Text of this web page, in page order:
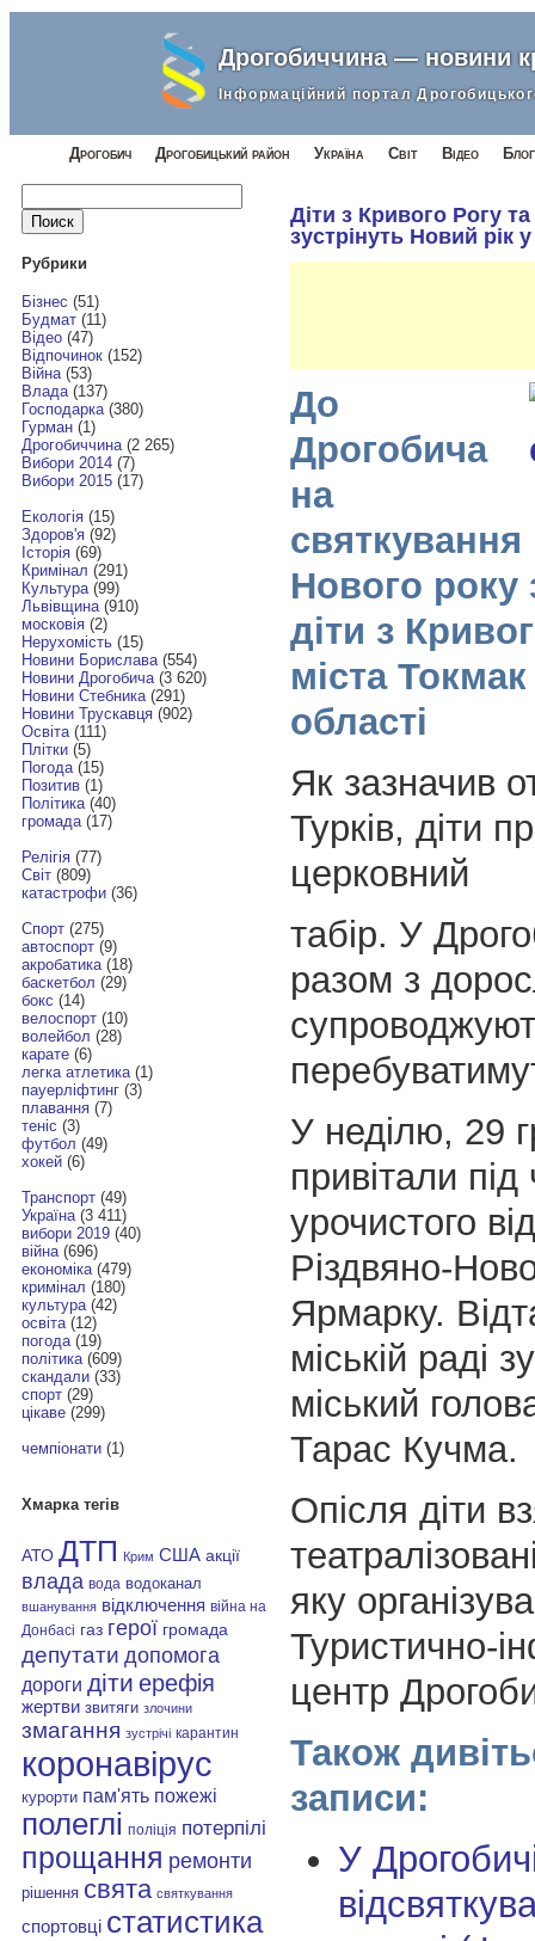
Дрогобиччина — новини
Інформаційний портал
Дрогобич Дрогобицький район Україна Світ Відео
Найти:
Рубрики
Бізнес (51)
Будмат(11)
Відео(47)
Відпочинок(152)
Війна(53)
Влада(137)
Господарка(380)
Гурман(1)
Дрогобиччина(2 265)
Вибори 2014(7)
Вибори 2015(17)
Екологія(15)
Здоров'я(92)
Історія(69)
Кримінал (291)
Культура(99)
Львівщина(910)
московія(2)
Нерухомість(15)
Новини Борислава(554)
Новини Дрогобича(3 620)
Новини Стебника(291)
Новини Трускавця(902)
Освіта(111)
Плітки(5)
Погода(15)
Позитив(1)
Політика(40)
громада(17)
Релігія(77)
Світ(809)
катастрофи(36)
Спорт(275)
автоспорт(9)
акробатика(18)
баскетбол (29)
бокс (14)
велоспорт(10)
волейбол (28)
карате(6)
легка атлетика(1)
пауерліфтинг(3)
плавання(7)
теніс (3)
футбол (49)
хокей(6)
Транспорт(49)
Україна(3 411)
вибори 2019(40)
війна(696)
економіка(479)
кримінал (180)
культура(42)
освіта(12)
погода(19)
політика(609)
скандали(33)
спорт(29)
цікаве(299)
чемпіонати(1)
Хмарка тегів
АТО ДТП Крим США акції
влада вода водоканал
вшанування відключення війна на
Донбасі газ герої громада
депутати допомога
дороги діти ерефія
жертви звитяги злочини
змагання зустрічі карантин
коронавірус
курорти пам'ять пожежі
полеглі поліція потерпілі
прощання ремонти
рішення свята святкування
спортовці статистика
Діти з Кривого Рогу
зустрінуть Новий рік
До
Дрогобича
на
святкування
Нового року
діти з
міста
області
Як зазначив
Турків, діти
церковний
табір. У
разом з
У неділю, 29
привітали під
урочистого
Різдвяно-
Ярмарку.
міській раді
міський
Тарас Кучма.
Опісля діти
яку
Туристично-
центр
Також
записи:
У